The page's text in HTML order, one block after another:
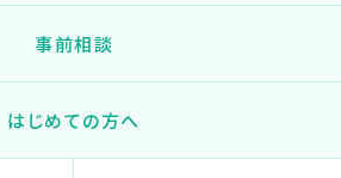
事前相談
はじめての方へ